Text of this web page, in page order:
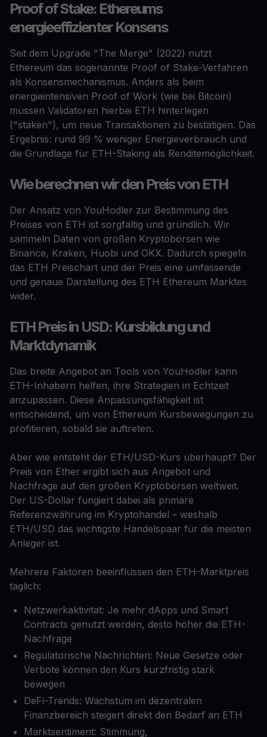
Proof of Stake: Ethereums
energieeffizienter Konsens
Seit dem Upgrade "The Merge" (2022) nutzt
Ethereum das sogenannte Proof of Stake-Verfahren
als Konsensmechanismus. Anders als beim
energieintensiven Proof of Work (wie bei Bitcoin)
müssen Validatoren hierbei ETH hinterlegen
("staken"), um neue Transaktionen zu bestätigen. Das
Ergebnis: rund 99 % weniger Energieverbrauch und
die Grundlage für ETH-Staking als Renditemöglichkeit.
Wie berechnen wir den Preis von ETH
Der Ansatz von YouHodler zur Bestimmung des
Preises von ETH ist sorgfältig und gründlich. Wir
sammeln Daten von großen Kryptobörsen wie
Binance, Kraken, Huobi und OKX. Dadurch spiegeln
das ETH Preischart und der Preis eine umfassende
und genaue Darstellung des ETH Ethereum Marktes
wider.
ETH Preis in USD: Kursbildung und
Marktdynamik
Das breite Angebot an Tools von YouHodler kann
ETH-Inhabern helfen, ihre Strategien in Echtzeit
anzupassen. Diese Anpassungsfähigkeit ist
entscheidend, um von Ethereum Kursbewegungen zu
profitieren, sobald sie auftreten.
Aber wie entsteht der ETH/USD-Kurs überhaupt? Der
Preis von Ether ergibt sich aus Angebot und
Nachfrage auf den großen Kryptobörsen weltweit.
Der US-Dollar fungiert dabei als primäre
Referenzwährung im Kryptohandel – weshalb
ETH/USD das wichtigste Handelspaar für die meisten
Anleger ist.
Mehrere Faktoren beeinflussen den ETH-Marktpreis
täglich:
Netzwerkaktivität: Je mehr dApps und Smart
Contracts genutzt werden, desto höher die ETH-
Nachfrage
Regulatorische Nachrichten: Neue Gesetze oder
Verbote können den Kurs kurzfristig stark
bewegen
DeFi-Trends: Wachstum im dezentralen
Finanzbereich steigert direkt den Bedarf an ETH
Marktsentiment: Stimmung,